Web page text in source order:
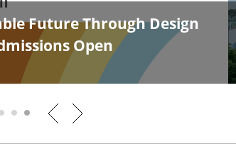
Future Through Design
Open
8 9